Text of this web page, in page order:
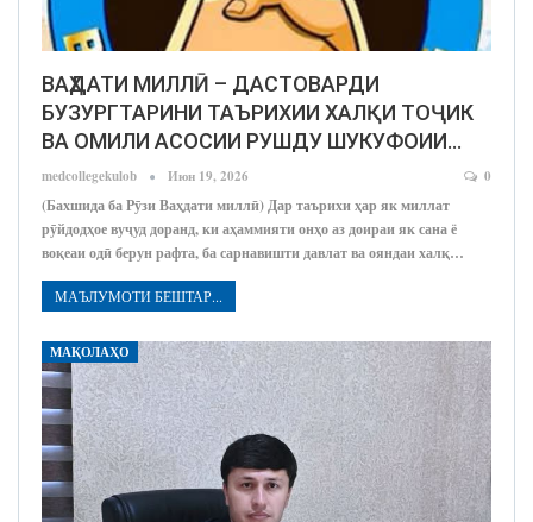
ВАҲДАТИ МИЛЛӢ – ДАСТОВАРДИ
БУЗУРГТАРИНИ ТАЪРИХИИ ХАЛҚИ ТОҶИК
ВА ОМИЛИ АСОСИИ РУШДУ ШУКУФОИИ…
medcollegekulob Июн 19, 2026 0
(Бахшида ба Рӯзи Ваҳдати миллӣ) Дар таърихи ҳар як миллат
рӯйдодҳое вуҷуд доранд, ки аҳаммияти онҳо аз доираи як сана ё
воқеаи одӣ берун рафта, ба сарнавишти давлат ва ояндаи халқ…
МАЪЛУМОТИ БЕШТАР...
МАҚОЛАҲО